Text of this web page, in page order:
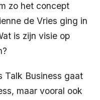
zo het concept
de Vries ging in
is zijn visie op
Talk Business gaat
maar vooral ook